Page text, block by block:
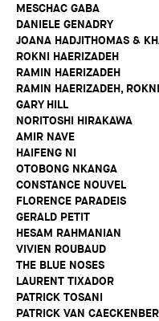
MESCHAC GABA
DANIELE GENADRY
JOANA HADJITHOMAS &
ROKNI HAERIZADEH
RAMIN HAERIZADEH
RAMIN HAERIZADEH,
GARY HILL
NORITOSHI HIRAKAWA
AMIR NAVE
HAIFENG NI
OTOBONG NKANGA
CONSTANCE NOUVEL
FLORENCE PARADEIS
GERALD PETIT
HESAM RAHMANIAN
VIVIEN ROUBAUD
THE BLUE NOSES
LAURENT TIXADOR
PATRICK TOSANI
PATRICK VAN